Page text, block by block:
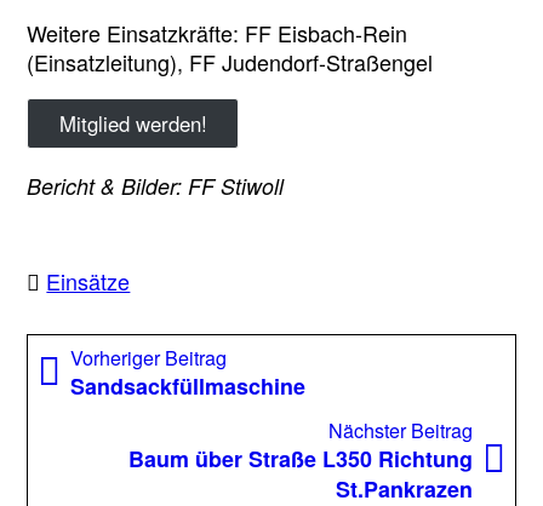
Weitere Einsatzkräfte: FF Eisbach-Rein
(Einsatzleitung), FF Judendorf-Straßengel
Mitglied werden!
Bericht & Bilder: FF Stiwoll
Einsätze
Beitragsnavigation
Vorheriger Beitrag
Beitrag:
Sandsackfüllmaschine
Nächster Beitrag
Baum über Straße L350 Richtung
St.Pankrazen